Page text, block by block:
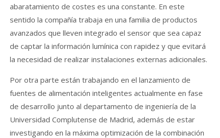
abaratamiento de costes es una constante. En este
sentido la compañía trabaja en una familia de productos
avanzados que lleven integrado el sensor que sea capaz
de captar la información lumínica con rapidez y que evitará
la necesidad de realizar instalaciones externas adicionales.
Por otra parte están trabajando en el lanzamiento de
fuentes de alimentación inteligentes actualmente en fase
de desarrollo junto al departamento de ingeniería de la
Universidad Complutense de Madrid, además de estar
investigando en la máxima optimización de la combinación